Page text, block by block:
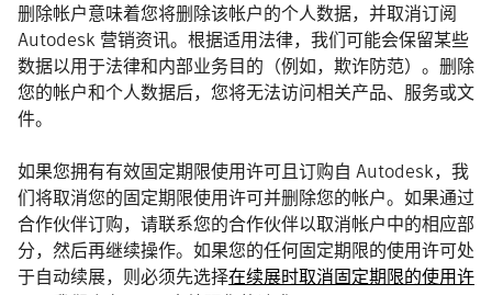
删除帐户意味着您将删除该帐户的个人数据，并取消订阅
Autodesk 营销资讯。根据适用法律，我们可能会保留某些
数据以用于法律和内部业务目的（例如，欺诈防范）。删除
您的帐户和个人数据后，您将无法访问相关产品、服务或文
件。
如果您拥有有效固定期限使用许可且订购自 Autodesk，我
们将取消您的固定期限使用许可并删除您的帐户。如果通过
合作伙伴订购，请联系您的合作伙伴以取消帐户中的相应部
分，然后再继续操作。如果您的任何固定期限的使用许可处
于自动续展，则必须先选择在续展时取消固定期限的使用许